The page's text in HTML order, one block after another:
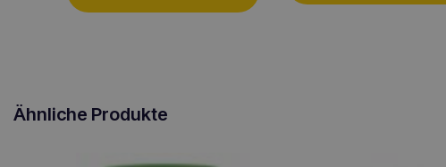
Ähnliche Produkte